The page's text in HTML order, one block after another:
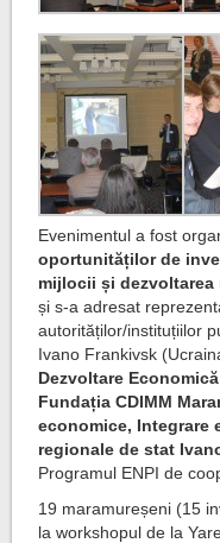
Evenimentul a fost
oportunităților de
mijlocii și
și s-a adresat
autorităților/instituțiilor
Ivano Frankivsk
Dezvoltare
Fundația CDIMM
economice, Integrare
regionale de stat
Programul ENPI de
19 maramureșeni (15
la workshopul de la